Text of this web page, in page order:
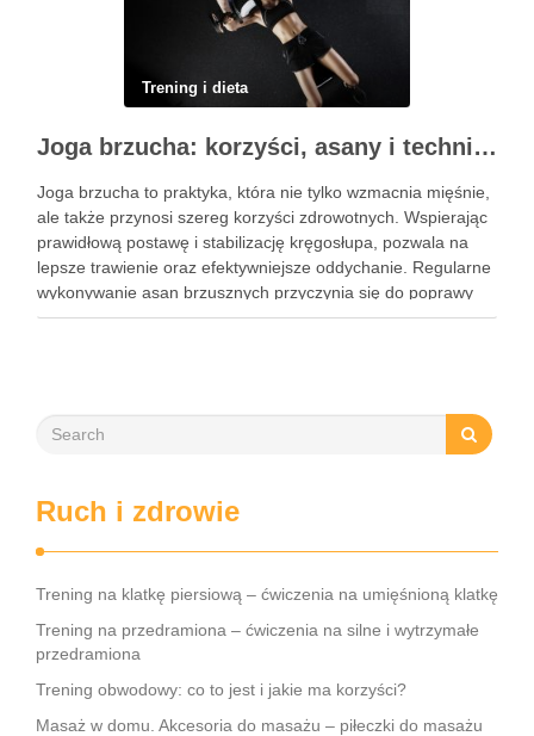
Trening i dieta
Joga brzucha: korzyści, asany i techniki oddechowe
Joga brzucha to praktyka, która nie tylko wzmacnia mięśnie,
ale także przynosi szereg korzyści zdrowotnych. Wspierając
prawidłową postawę i stabilizację kręgosłupa, pozwala na
lepsze trawienie oraz efektywniejsze oddychanie. Regularne
wykonywanie asan brzusznych przyczynia się do poprawy
elastyczności i równowagi, a także staje się kluczem do
Ruch i zdrowie
Trening na klatkę piersiową – ćwiczenia na umięśnioną klatkę
Trening na przedramiona – ćwiczenia na silne i wytrzymałe
przedramiona
Trening obwodowy: co to jest i jakie ma korzyści?
Masaż w domu. Akcesoria do masażu – piłeczki do masażu